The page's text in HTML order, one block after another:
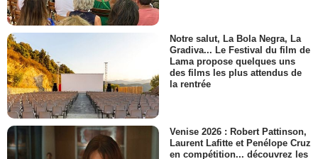
Notre salut, La Bola Negra, La
Gradiva... Le Festival du film de
Lama propose quelques uns
des films les plus attendus de
la rentrée
Venise 2026 : Robert Pattinson,
Laurent Lafitte et Penélope Cruz
en compétition... découvrez les